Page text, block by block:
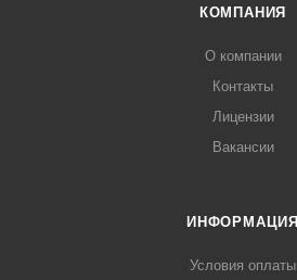
КОМПАНИЯ
О компании
Контакты
Лицензии
Вакансии
ИНФОРМАЦИЯ
Условия оплаты